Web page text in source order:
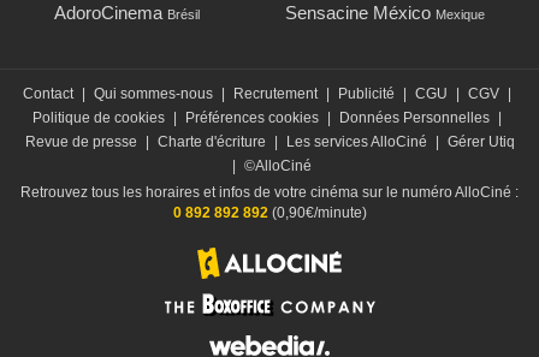
AdoroCinema Brésil Sensacine México Mexique
Contact Qui sommes-nous Recrutement Publicité CGU CGV
Politique de cookies
Préférences cookies Données Personnelles
Revue de presse
Charte d'écriture Les services AlloCiné
Gérer Utiq
©AlloCiné
Retrouvez tous les horaires et infos de votre cinéma sur le numéro AlloCiné :
0 892 892 892(0,90€/minute)